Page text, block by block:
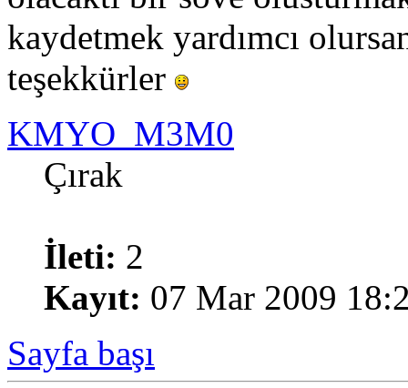
kaydetmek yardımcı
teşekkürler
KMYO_M3M0
Çırak
İleti: 2
Kayıt: 07 Mar 2009
Sayfa başı